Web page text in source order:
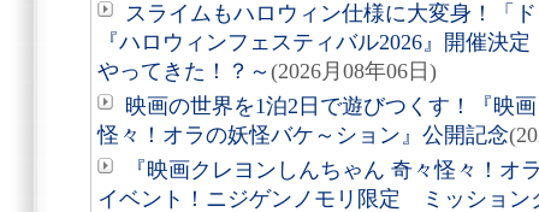
スライムもハロウィン仕様に大変身！「
『ハロウィンフェスティバル2026』開催決
やってきた！？～ (2026月08年06日)
映画の世界を1泊2日で遊びつくす！『映
怪々！オラの妖怪バケ～ション』公開記念
『映画クレヨンしんちゃん 奇々怪々！オ
イベント！ニジゲンノモリ限定 ミッション